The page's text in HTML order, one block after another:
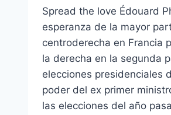
Spread the love Édouard
esperanza de la mayor
centroderecha en Francia
la derecha en la segunda
elecciones presidenciales
poder del ex primer
las elecciones del año